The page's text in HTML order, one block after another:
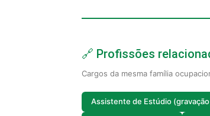
🔗 Profissões
Cargos da mesma família
Assistente de Estúdio